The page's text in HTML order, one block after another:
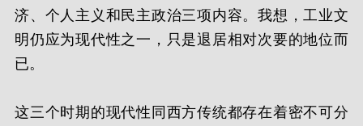
济、个人主义和民主政治三项内容。我想，工业文
明仍应为现代性之一，只是退居相对次要的地位而
已。
这三个时期的现代性同西方传统都存在着密不可分